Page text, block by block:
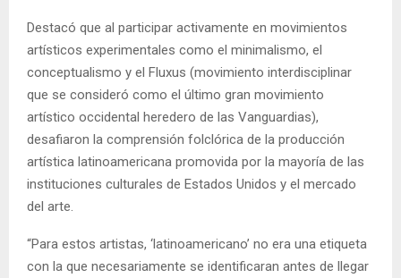
Destacó que al participar activamente en movimientos
artísticos experimentales como el minimalismo, el
conceptualismo y el Fluxus (movimiento interdisciplinar
que se consideró como el último gran movimiento
artístico occidental heredero de las Vanguardias),
desafiaron la comprensión folclórica de la producción
artística latinoamericana promovida por la mayoría de las
instituciones culturales de Estados Unidos y el mercado
del arte.
“Para estos artistas, ‘latinoamericano’ no era una etiqueta
con la que necesariamente se identificaran antes de llegar